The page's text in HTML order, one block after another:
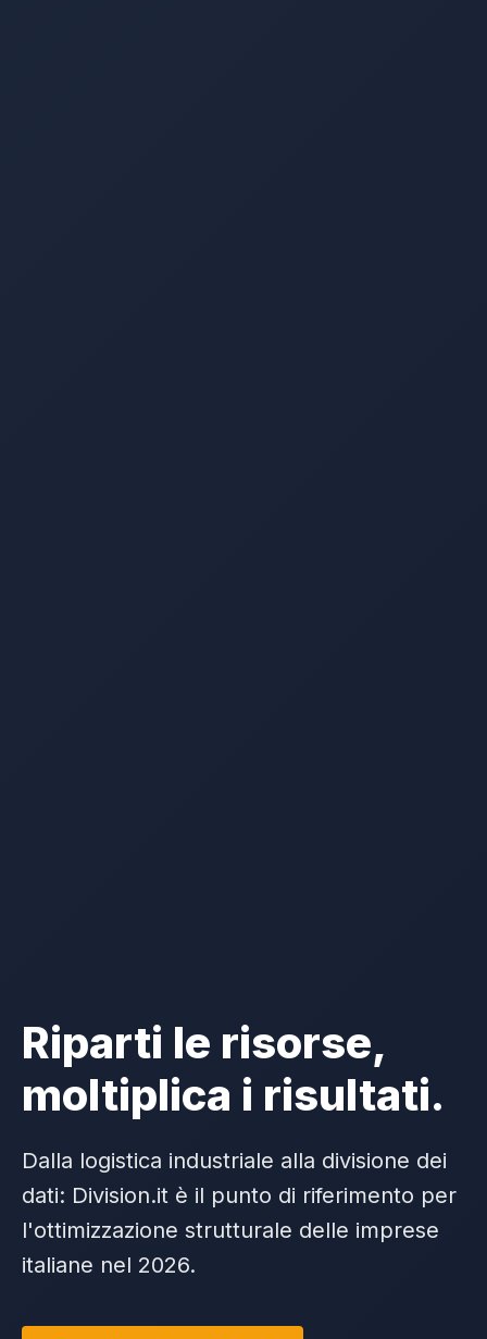
Riparti le risorse,
moltiplica i risultati.
Dalla logistica industriale alla divisione dei
dati: Division.it è il punto di riferimento per
l'ottimizzazione strutturale delle imprese
italiane nel 2026.